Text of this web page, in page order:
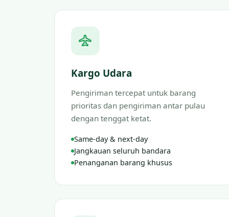
Kargo Udara
Pengiriman tercepat untuk barang
prioritas dan pengiriman antar pulau
dengan tenggat ketat.
Same-day & next-day
Jangkauan seluruh bandara
Penanganan barang khusus